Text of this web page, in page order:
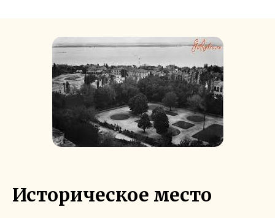
Историческое место